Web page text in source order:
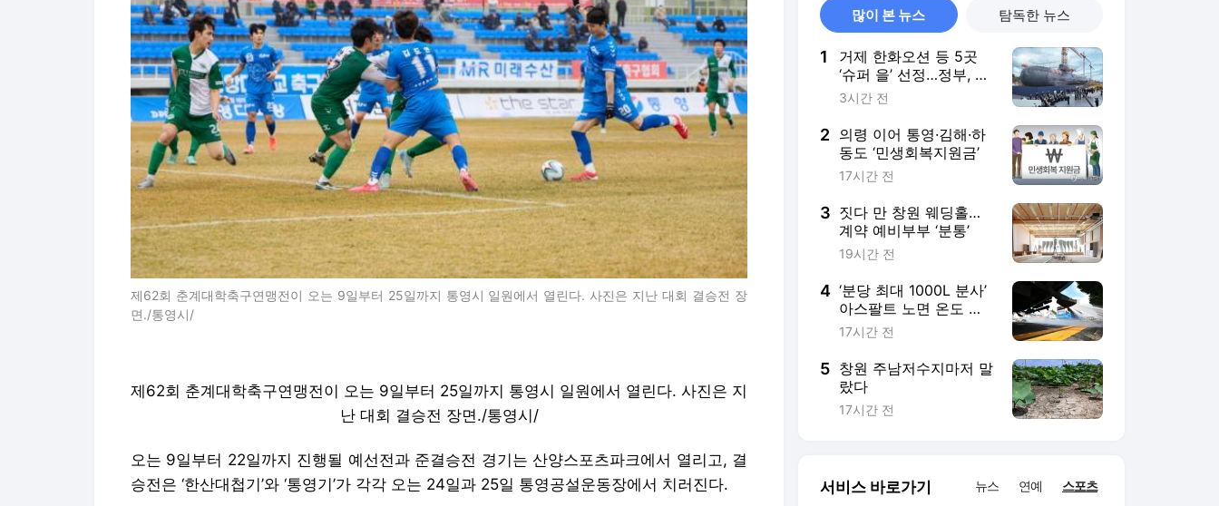
제62회 춘계대학축구연맹전이 오는 9일부터 25일까지 통영시 일원에서 열린다. 사진은 지난 대회 결승전 장
면./통영시/
제62회 춘계대학축구연맹전이 오는 9일부터 25일까지 통영시 일원에서 열린다. 사진은 지
난 대회 결승전 장면./통영시/
오는 9일부터 22일까지 진행될 예선전과 준결승전 경기는 산양스포츠파크에서 열리고, 결
승전은 ‘한산대첩기’와 ‘통영기’가 각각 오는 24일과 25일 통영공설운동장에서 치러진다.
많이 본 뉴스 탐독한 뉴스
1
거제 한화오션 등 5곳
‘슈퍼 을’ 선정…정부, 7
년 간 최대 200억 R&D
3시간 전
2 의령 이어 통영·김해·하
동도 ‘민생회복지원금’
17시간 전
3 짓다 만 창원 웨딩홀…
계약 예비부부 ‘분통’
19시간 전
4 ‘분당 최대 1000L 분사’
아스팔트 노면 온도 최
대 9도 낮춘다
17시간 전
5 창원 주남저수지마저 말
랐다
17시간 전
서비스 바로가기 뉴스 연예 스포츠